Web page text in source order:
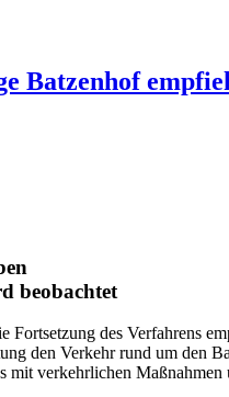
Batzenhof
beobachtet
des Verfahrens
den Verkehr rund um den
verkehrlichen Maßnahmen